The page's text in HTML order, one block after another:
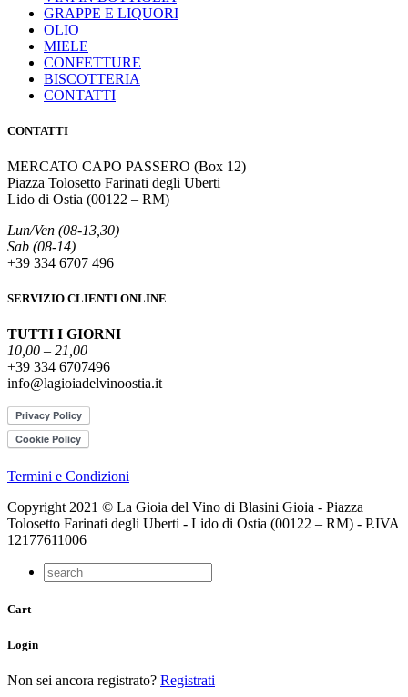
GRAPPE E LIQUORI
OLIO
MIELE
CONFETTURE
BISCOTTERIA
CONTATTI
CONTATTI
MERCATO CAPO PASSERO (Box 12)
Piazza Tolosetto Farinati degli Uberti
Lido di Ostia (00122 – RM)
Lun/Ven (08-13,30)
Sab (08-14)
+39 334 6707 496
SERVIZIO CLIENTI ONLINE
TUTTI I GIORNI
10,00 – 21,00
+39 334 6707496
info@lagioiadelvinoostia.it
Termini e Condizioni
Copyright 2021 © La Gioia del Vino di Blasini Gioia - Piazza
Tolosetto Farinati degli Uberti - Lido di Ostia (00122 – RM) - P.IVA
12177611006
Cart
Login
Non sei ancora registrato? Registrati